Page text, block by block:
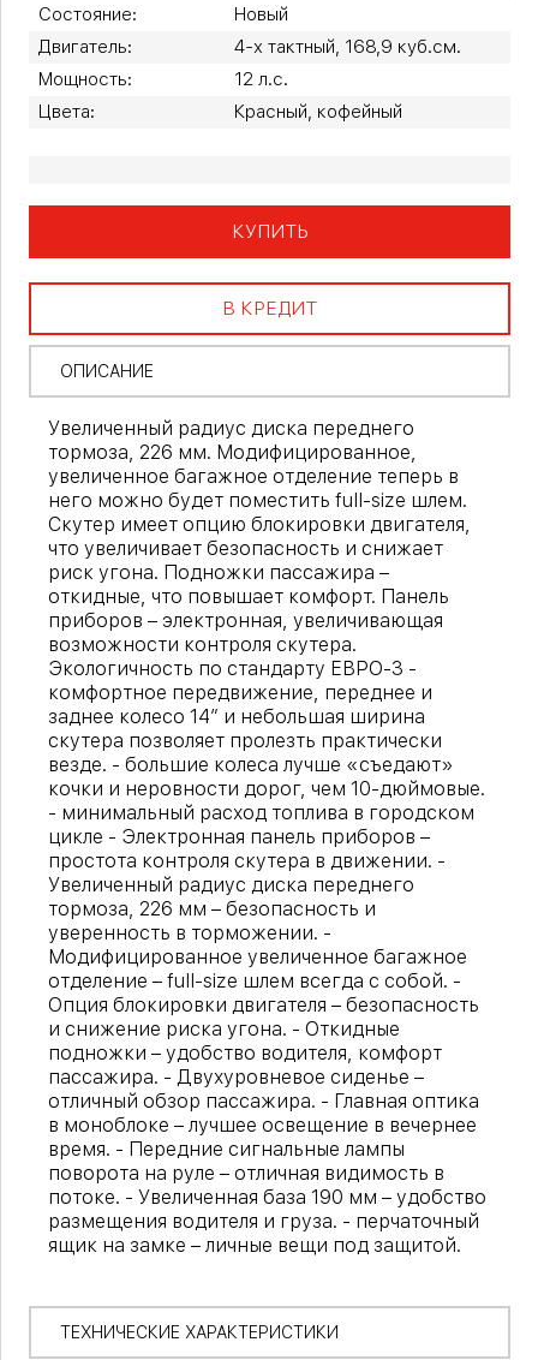
Состояние:
Новый
Двигатель:
4-х тактный, 168,9 куб.см.
Мощность:
12 л.с.
Цвета:
Красный, кофейный
КУПИТЬ
В КРЕДИТ
ОПИСАНИЕ
Увеличенный радиус диска переднего
тормоза, 226 мм. Модифицированное,
увеличенное багажное отделение теперь в
него можно будет поместить full-size шлем.
Скутер имеет опцию блокировки двигателя,
что увеличивает безопасность и снижает
риск угона. Подножки пассажира –
откидные, что повышает комфорт. Панель
приборов – электронная, увеличивающая
возможности контроля скутера.
Экологичность по стандарту ЕВРО-3 -
комфортное передвижение, переднее и
заднее колесо 14” и небольшая ширина
скутера позволяет пролезть практически
везде. - большие колеса лучше «съедают»
кочки и неровности дорог, чем 10-дюймовые.
- минимальный расход топлива в городском
цикле - Электронная панель приборов –
простота контроля скутера в движении. -
Увеличенный радиус диска переднего
тормоза, 226 мм – безопасность и
уверенность в торможении. -
Модифицированное увеличенное багажное
отделение – full-size шлем всегда с собой. -
Опция блокировки двигателя – безопасность
и снижение риска угона. - Откидные
подножки – удобство водителя, комфорт
пассажира. - Двухуровневое сиденье –
отличный обзор пассажира. - Главная оптика
в моноблоке – лучшее освещение в вечернее
время. - Передние сигнальные лампы
поворота на руле – отличная видимость в
потоке. - Увеличенная база 190 мм – удобство
размещения водителя и груза. - перчаточный
ящик на замке – личные вещи под защитой.
ТЕХНИЧЕСКИЕ ХАРАКТЕРИСТИКИ